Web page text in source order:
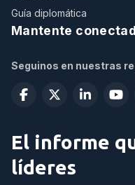
Guía diplomática
Mantente
Seguinos en nuestras
El informe
líderes